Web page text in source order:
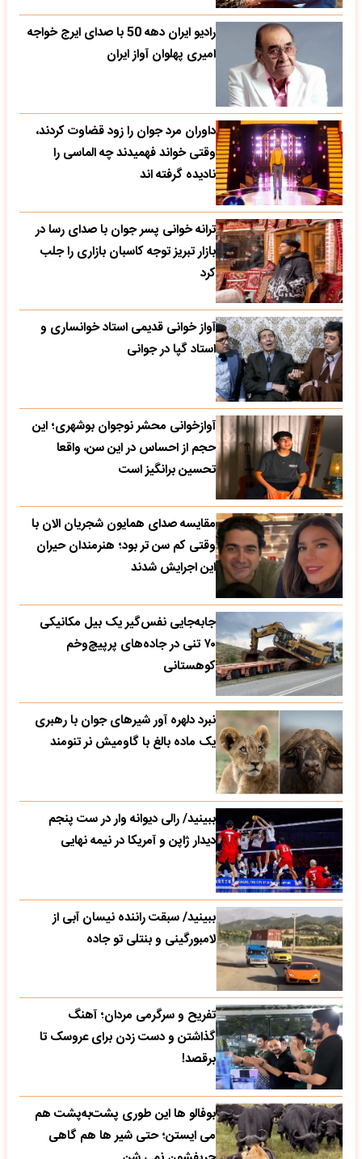
رادیو ایران دهه 50 با صدای ایرج خواجه
امیری پهلوان آواز ایران
داوران مرد جوان را زود قضاوت کردند،
وقتی خواند فهمیدند چه الماسی را
نادیده گرفته اند
ترانه خوانی پسر جوان با صدای رسا در
بازار تبریز توجه کاسبان بازاری را جلب
کرد
آواز خوانی قدیمی استاد خوانساری و
استاد گپا در جوانی
آوازخوانی محشر نوجوان بوشهری؛ این
حجم از احساس در این سن، واقعا
تحسین‌ برانگیز است
مقایسه صدای همایون شجریان الان با
وقتی کم سن تر بود؛ هنرمندان حیران
این اجرایش شدند
جابه‌جایی نفس‌گیر یک بیل مکانیکی
۷۰ تنی در جاده‌های پرپیچ‌وخم
کوهستانی
نبرد دلهره آور شیرهای جوان با رهبری
یک ماده بالغ با گاومیش نر تنومند
ببینید/ رالی دیوانه وار در ست پنجم
دیدار ژاپن و آمریکا در نیمه نهایی
ببینید/ سبقت راننده نیسان آبی از
لامبورگینی و بنتلی تو جاده
تفریح و سرگرمی مردان؛ آهنگ
گذاشتن و دست زدن برای عروسک تا
برقصد!
بوفالو ها این‌ طوری پشت‌به‌پشت هم
می‌ ایستن؛ حتی شیر ها هم گاهی